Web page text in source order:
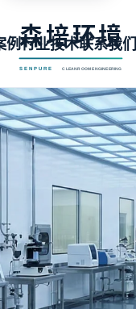
例行业技术联系我们